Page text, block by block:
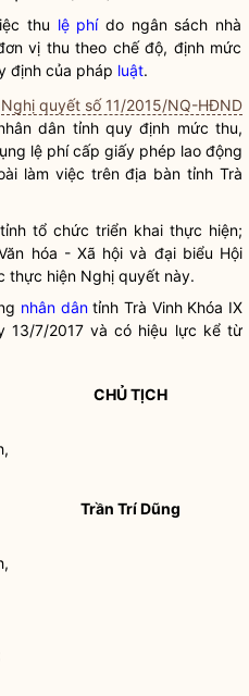
thu lệ phído ngân sách nhà
vị thu theo chế độ, định mức
định của pháp luật.
Nghị quyết số 11/2015/NQ-HĐND
dân tỉnh quy định mức thu,
lệ phícấp giấy phép lao động
làm việc trênđịa bàn tỉnh Trà
tổ chức triển khai thực hiện;
hóa - Xã hội và đại biểu Hội
thực hiện Nghị quyết này.
nhân dântỉnh Trà Vinh Khóa IX
13/7/2017 và có hiệu lực kể từ
CHỦ TỊCH
Trần Trí Dũng